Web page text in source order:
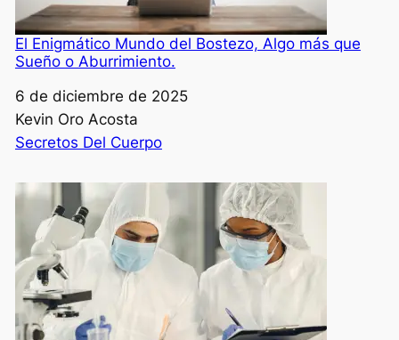
El Enigmático Mundo del Bostezo, Algo más que
Sueño o Aburrimiento.
Fecha
6 de diciembre de 2025
Autor
Kevin Oro Acosta
Respecto a
Secretos Del Cuerpo